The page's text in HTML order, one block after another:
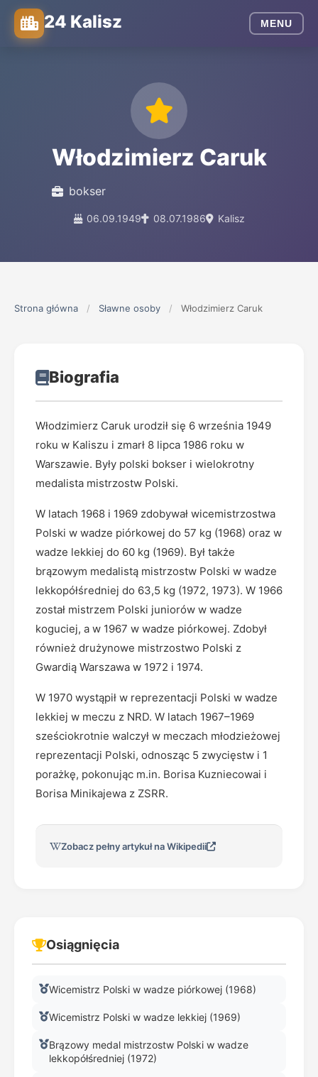
24 Kalisz MENU
Włodzimierz Caruk
bokser
06.09.1949 08.07.1986 Kalisz
Strona główna / Sławne osoby / Włodzimierz Caruk
Biografia
Włodzimierz Caruk urodził się 6 września 1949
roku w Kaliszu i zmarł 8 lipca 1986 roku w
Warszawie. Były polski bokser i wielokrotny
medalista mistrzostw Polski.
W latach 1968 i 1969 zdobywał wicemistrzostwa
Polski w wadze piórkowej do 57 kg (1968) oraz w
wadze lekkiej do 60 kg (1969). Był także
brązowym medalistą mistrzostw Polski w wadze
lekkopółśredniej do 63,5 kg (1972, 1973). W 1966
został mistrzem Polski juniorów w wadze
koguciej, a w 1967 w wadze piórkowej. Zdobył
również drużynowe mistrzostwo Polski z
Gwardią Warszawa w 1972 i 1974.
W 1970 wystąpił w reprezentacji Polski w wadze
lekkiej w meczu z NRD. W latach 1967–1969
sześciokrotnie walczył w meczach młodzieżowej
reprezentacji Polski, odnosząc 5 zwycięstw i 1
porażkę, pokonując m.in. Borisa Kuzniecowai i
Borisa Minikajewa z ZSRR.
Zobacz pełny artykuł na Wikipedii
Osiągnięcia
Wicemistrz Polski w wadze piórkowej (1968)
Wicemistrz Polski w wadze lekkiej (1969)
Brązowy medal mistrzostw Polski w wadze
lekkopółśredniej (1972)